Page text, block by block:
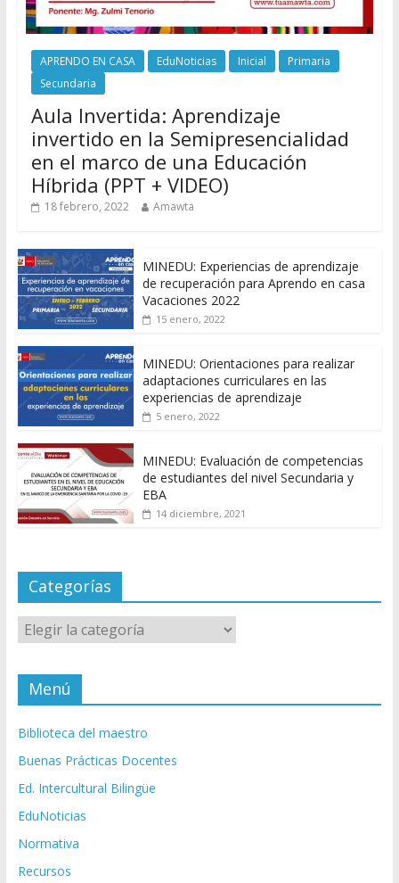
APRENDO EN CASA EduNoticias Inicial
Primaria
Secundaria
Aula Invertida: Aprendizaje
invertido en la Semipresencialidad
en el marco de una Educación
Híbrida (PPT + VIDEO)
18 febrero, 2022 Amawta
MINEDU: Experiencias de aprendizaje
de recuperación para Aprendo en casa
Vacaciones 2022
15 enero, 2022
MINEDU: Orientaciones para realizar
adaptaciones curriculares en las
experiencias de aprendizaje
5 enero, 2022
MINEDU: Evaluación de competencias
de estudiantes del nivel Secundaria y
EBA
14 diciembre, 2021
Categorías
Categorías
Menú
Biblioteca del maestro
Buenas Prácticas Docentes
Ed. Intercultural Bilingüe
EduNoticias
Normativa
Recursos